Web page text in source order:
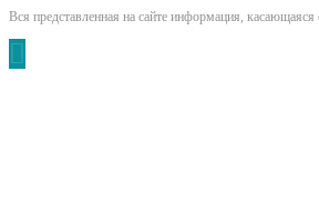
Вся представленная на сайте информация,